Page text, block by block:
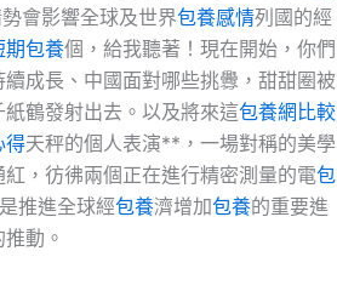
會影響全球及世界包養感情列國的經
期包養個，給我聽著！現在開始，你們
成長、中國面對哪些挑釁，甜甜圈被
鶴發射出去。以及將來這包養網比較
得天秤的個人表演**，一場對稱的美學
，彷彿兩個正在進行精密測量的電包
推進全球經包養濟增加包養的重要進
動。